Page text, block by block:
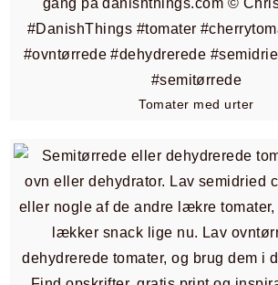
Tomater med urter